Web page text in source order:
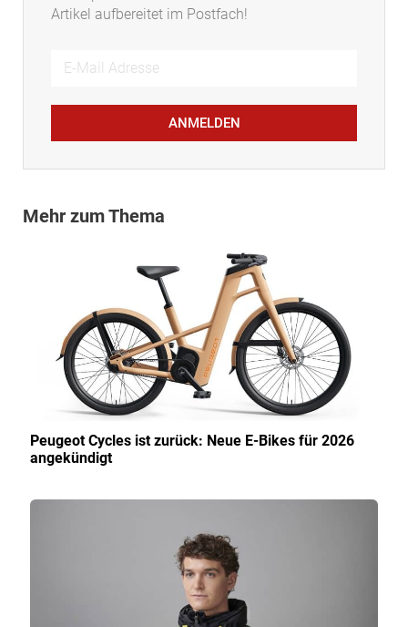
Artikel aufbereitet im Postfach!
ANMELDEN
Mehr zum Thema
Peugeot Cycles ist zurück: Neue E-Bikes für 2026
angekündigt